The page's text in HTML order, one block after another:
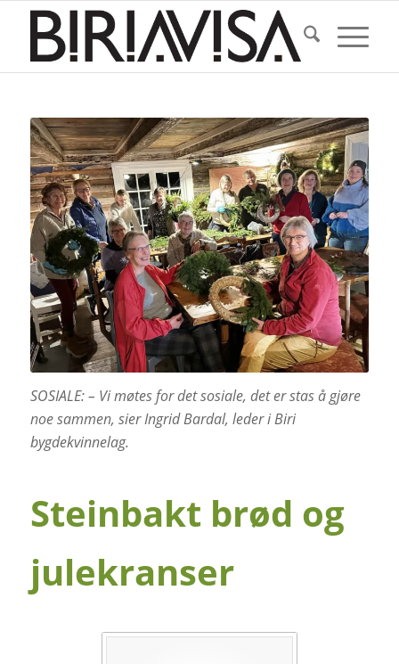
SOSIALE: – Vi møtes for det sosiale, det er stas å gjøre
noe sammen, sier Ingrid Bardal, leder i Biri
bygdekvinnelag.
Steinbakt brød og
julekranser